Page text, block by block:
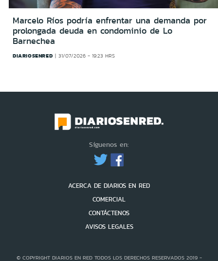
Marcelo Ríos podría enfrentar una demanda por
prolongada deuda en condominio de Lo
Barnechea
DIARIOSENRED 31/07/2026 - 19:23 HRS
Síguenos en:
ACERCA DE DIARIOS EN RED
COMERCIAL
CONTÁCTENOS
AVISOS LEGALES
© COPYRIGHT DIARIOS EN RED TODOS LOS DERECHOS RESERVADOS 2019 -